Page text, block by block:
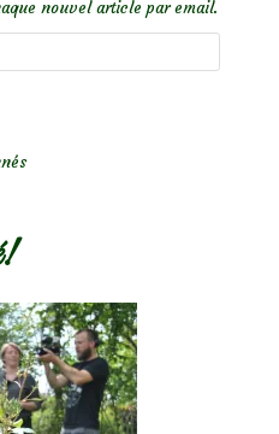
nouvel article par email.